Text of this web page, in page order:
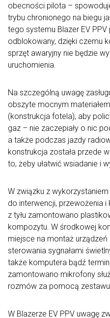
obecności pilota –
trybu chronionego na biegu
tego systemu Blazer EV
odblokowany, dzięki czemu
sprzęt awaryjny nie będzie
uruchomienia.
Na szczególną uwagę
obszyte mocnym
(konstrukcja fotela), aby
gaz – nie zaczepiały o nic
a także podczas jazdy
konstrukcja została przede
to, żeby ułatwić wsiadanie i
W związku z
do interwencji, przewożenia
z tyłu zamontowano
kompozytu. W środkowej
miejsce na montaż
sterowania sygnałami
także komputera bądź
zamontowano mikrofony
rozmów za pomocą
W Blazerze EV PPV uwagę